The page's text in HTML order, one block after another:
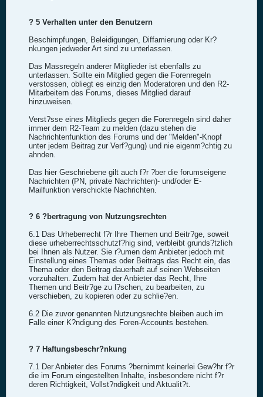
? 5 Verhalten unter den Benutzern
Beschimpfungen, Beleidigungen, Diffamierung oder Kr?
nkungen jedweder Art sind zu unterlassen.
Das Massregeln anderer Mitglieder ist ebenfalls zu
unterlassen. Sollte ein Mitglied gegen die Forenregeln
verstossen, obliegt es einzig den Moderatoren und den R2-
Mitarbeitern des Forums, dieses Mitglied darauf
hinzuweisen.
Verst?sse eines Mitglieds gegen die Forenregeln sind daher
immer dem R2-Team zu melden (dazu stehen die
Nachrichtenfunktion des Forums und der "Melden"-Knopf
unter jedem Beitrag zur Verf?gung) und nie eigenm?chtig zu
ahnden.
Das hier Geschriebene gilt auch f?r ?ber die forumseigene
Nachrichten (PN, private Nachrichten)- und/oder E-
Mailfunktion verschickte Nachrichten.
? 6 ?bertragung von Nutzungsrechten
6.1 Das Urheberrecht f?r Ihre Themen und Beitr?ge, soweit
diese urheberrechtsschutzf?hig sind, verbleibt grunds?tzlich
bei Ihnen als Nutzer. Sie r?umen dem Anbieter jedoch mit
Einstellung eines Themas oder Beitrags das Recht ein, das
Thema oder den Beitrag dauerhaft auf seinen Webseiten
vorzuhalten. Zudem hat der Anbieter das Recht, Ihre
Themen und Beitr?ge zu l?schen, zu bearbeiten, zu
verschieben, zu kopieren oder zu schlie?en.
6.2 Die zuvor genannten Nutzungsrechte bleiben auch im
Falle einer K?ndigung des Foren-Accounts bestehen.
? 7 Haftungsbeschr?nkung
7.1 Der Anbieter des Forums ?bernimmt keinerlei Gew?hr f?r
die im Forum eingestellten Inhalte, insbesondere nicht f?r
deren Richtigkeit, Vollst?ndigkeit und Aktualit?t.